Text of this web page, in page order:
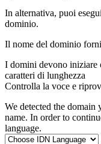
In alternativa, puoi
dominio.
Il nome del dominio
I domini devono iniziare
caratteri di lunghezza
Controlla la voce e
We detected the domain
name. In order to
language.